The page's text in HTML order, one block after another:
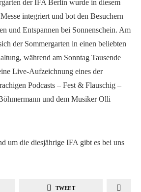
der IFA Berlin wurde in diesem
integriert und bot den Besuchern
und Entspannen bei Sonnenschein. Am
der Sommergarten in einen beliebten
während am Sonntag Tausende
Live-Aufzeichnung eines der
Podcasts – Fest & Flauschig –
und dem Musiker Olli
um die diesjährige IFA gibt es bei uns
TWEET